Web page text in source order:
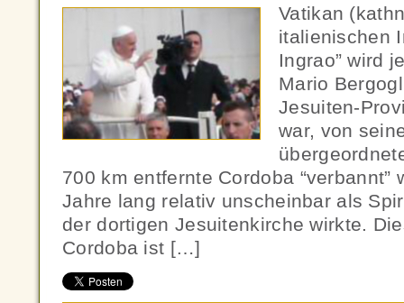
Vatikan
italienischen
Ingrao” wird
Mario
Jesuiten-
war, von
700 km entfernte Cordoba “verbannt”
Jahre lang relativ unscheinbar als
der dortigen Jesuitenkirche wirkte.
Cordoba ist […]